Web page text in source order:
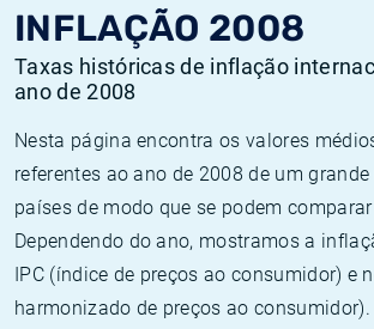
INFLAÇÃO 2008
Taxas históricas de inflação
ano de 2008
Nesta página encontra os valores
referentes ao ano de 2008 de um
países de modo que se podem
Dependendo do ano, mostramos a
IPC (índice de preços ao consumidor) e
harmonizado de preços ao consumidor).